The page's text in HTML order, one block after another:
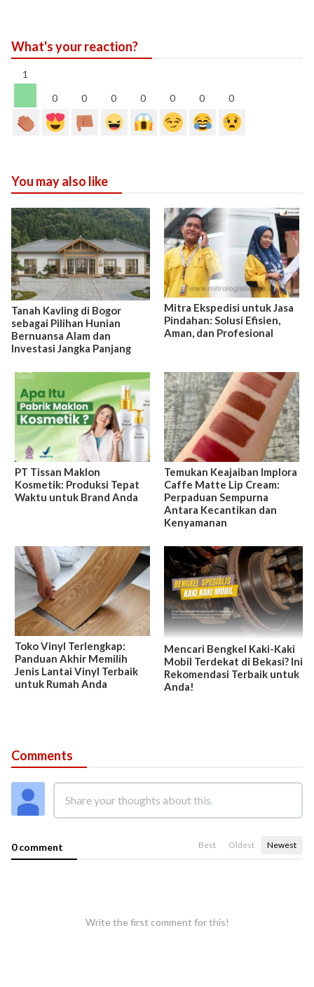
What's your reaction?
1
0
0 0 0 0 0 0
You may also like
Tanah Kavling di Bogor
sebagai Pilihan Hunian
Bernuansa Alam dan
Investasi Jangka Panjang
Mitra Ekspedisi untuk Jasa
Pindahan: Solusi Efisien,
Aman, dan Profesional
PT Tissan Maklon
Kosmetik: Produksi Tepat
Waktu untuk Brand Anda
Temukan Keajaiban Implora
Caffe Matte Lip Cream:
Perpaduan Sempurna
Antara Kecantikan dan
Kenyamanan
Toko Vinyl Terlengkap:
Panduan Akhir Memilih
Jenis Lantai Vinyl Terbaik
untuk Rumah Anda
Mencari Bengkel Kaki-Kaki
Mobil Terdekat di Bekasi? Ini
Rekomendasi Terbaik untuk
Anda!
Comments
0 comment Best Oldest Newest
Write the first comment for this!